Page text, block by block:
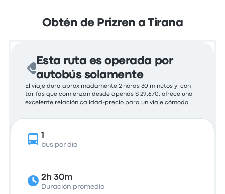
Obtén de Prizren a Tirana
Esta ruta es operada por
autobús solamente
El viaje dura aproximadamente 2 horas 30 minutos y, con
tarifas que comienzan desde apenas $ 29.670, ofrece una
excelente relación calidad-precio para un viaje cómodo.
1
bus por día
2h 30m
Duración promedio